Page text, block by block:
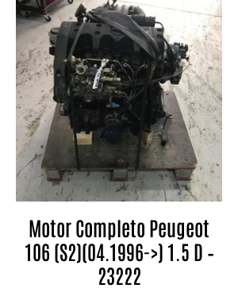
Motor Completo Peugeot
106 (S2)(04.1996->) 1.5 D –
23222